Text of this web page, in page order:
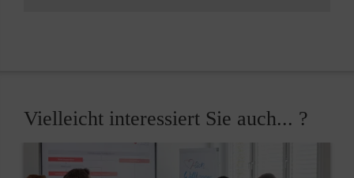
Vielleicht interessiert Sie auch... ?